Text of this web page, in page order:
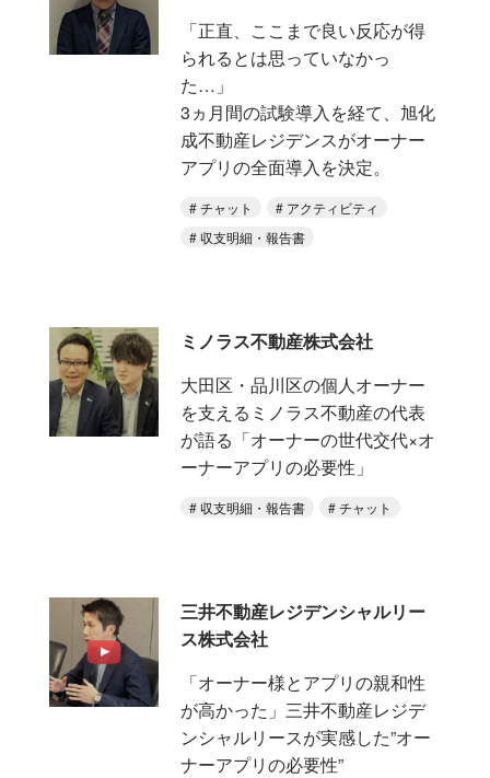
「正直、ここまで良い反応が得
られるとは思っていなかっ
た…」
3ヵ月間の試験導入を経て、旭化
成不動産レジデンスがオーナー
アプリの全面導入を決定。
チャット
アクティビティ
収支明細・報告書
ミノラス不動産株式会社
大田区・品川区の個人オーナー
を支えるミノラス不動産の代表
が語る「オーナーの世代交代×オ
ーナーアプリの必要性」
収支明細・報告書 チャット
三井不動産レジデンシャルリー
ス株式会社
「オーナー様とアプリの親和性
が高かった」三井不動産レジデ
ンシャルリースが実感した”オー
ナーアプリの必要性”